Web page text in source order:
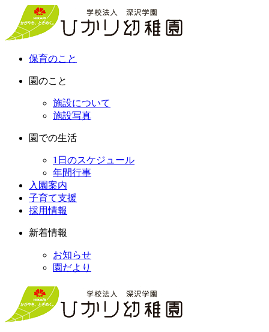
保育のこと
園のこと
施設について
施設写真
園での生活
1日のスケジュール
年間行事
入園案内
子育て支援
採用情報
新着情報
お知らせ
園だより